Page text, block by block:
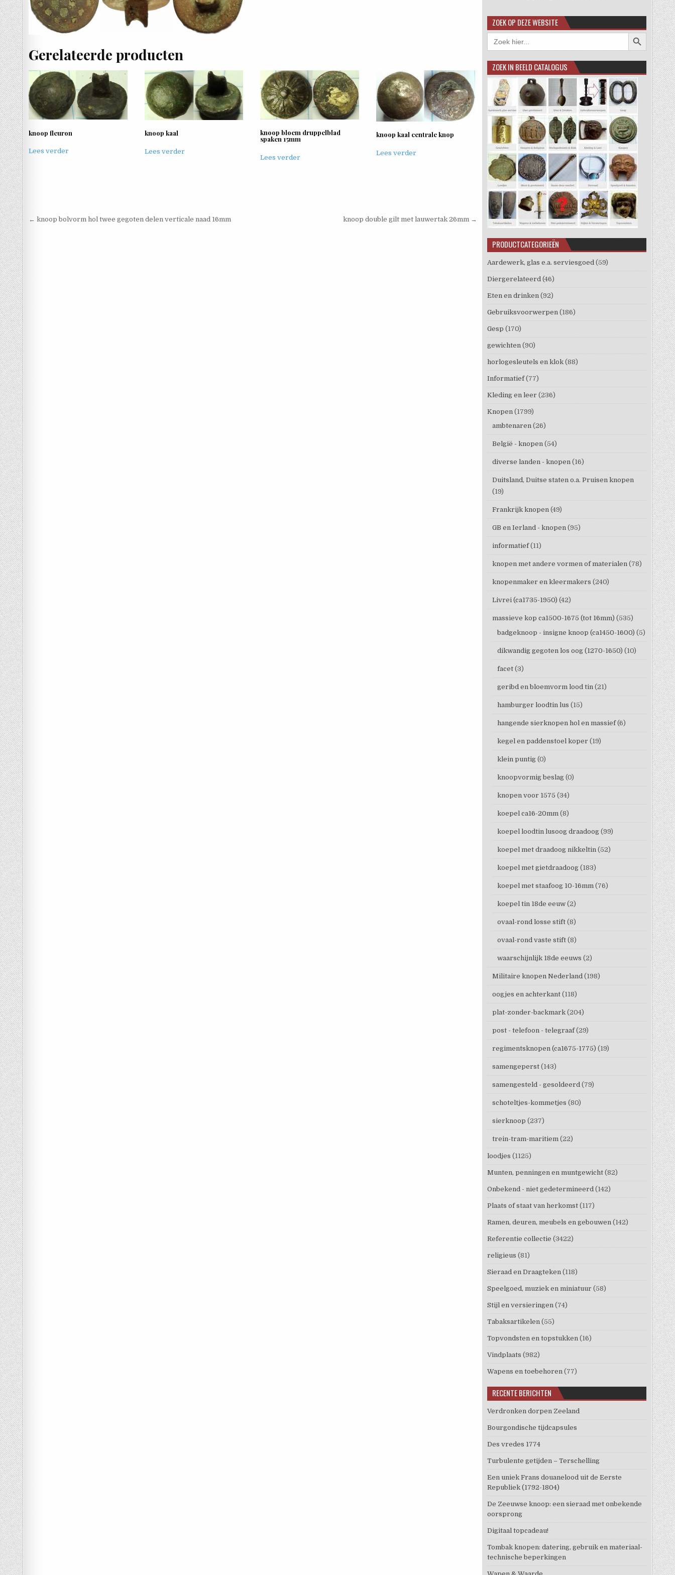
Gerelateerde producten
knoop fleuron
Lees verder
knoop kaal
Lees verder
knoop bloem druppelblad
spaken 15mm
Lees verder
knoop kaal centrale knop
Lees verder
Berichtnavigatie
← knoop bolvorm hol twee gegoten delen verticale naad 16mm knoop double gilt met lauwertak 26mm →
ZOEK OP DEZE WEBSITE
Zoek
naar:
Zoekknop
ZOEK IN BEELD CATALOGUS
PRODUCTCATEGORIEËN
Aardewerk, glas e.a. serviesgoed (59)
Diergerelateerd (46)
Eten en drinken (92)
Gebruiksvoorwerpen (186)
Gesp (170)
gewichten (90)
horlogesleutels en klok (88)
Informatief (77)
Kleding en leer (236)
Knopen (1799)
ambtenaren (26)
België - knopen (54)
diverse landen - knopen (16)
Duitsland, Duitse staten o.a. Pruisen knopen
(19)
Frankrijk knopen (49)
GB en Ierland - knopen (95)
informatief (11)
knopen met andere vormen of materialen (78)
knopenmaker en kleermakers (240)
Livrei (ca1735-1950) (42)
massieve kop ca1500-1675 (tot 16mm) (535)
badgeknoop - insigne knoop (ca1450-1600) (5)
dikwandig gegoten los oog (1270-1650) (10)
facet (3)
geribd en bloemvorm lood tin (21)
hamburger loodtin lus (15)
hangende sierknopen hol en massief (6)
kegel en paddenstoel koper (19)
klein puntig (0)
knoopvormig beslag (0)
knopen voor 1575 (34)
koepel ca16-20mm (8)
koepel loodtin lusoog draadoog (99)
koepel met draadoog nikkeltin (52)
koepel met gietdraadoog (183)
koepel met staafoog 10-16mm (76)
koepel tin 18de eeuw (2)
ovaal-rond losse stift (8)
ovaal-rond vaste stift (8)
waarschijnlijk 18de eeuws (2)
Militaire knopen Nederland (198)
oogjes en achterkant (118)
plat-zonder-backmark (204)
post - telefoon - telegraaf (29)
regimentsknopen (ca1675-1775) (19)
samengeperst (143)
samengesteld - gesoldeerd (79)
schoteltjes-kommetjes (80)
sierknoop (237)
trein-tram-maritiem (22)
loodjes (1125)
Munten, penningen en muntgewicht (82)
Onbekend - niet gedetermineerd (142)
Plaats of staat van herkomst (117)
Ramen, deuren, meubels en gebouwen (142)
Referentie collectie (3422)
religieus (81)
Sieraad en Draagteken (118)
Speelgoed, muziek en miniatuur (58)
Stijl en versieringen (74)
Tabaksartikelen (55)
Topvondsten en topstukken (16)
Vindplaats (982)
Wapens en toebehoren (77)
RECENTE BERICHTEN
Verdronken dorpen Zeeland
Bourgondische tijdcapsules
Des vredes 1774
Turbulente getijden – Terschelling
Een uniek Frans douanelood uit de Eerste
Republiek (1792-1804)
De Zeeuwse knoop: een sieraad met onbekende
oorsprong
Digitaal topcadeau!
Tombak knopen: datering, gebruik en materiaal-
technische beperkingen